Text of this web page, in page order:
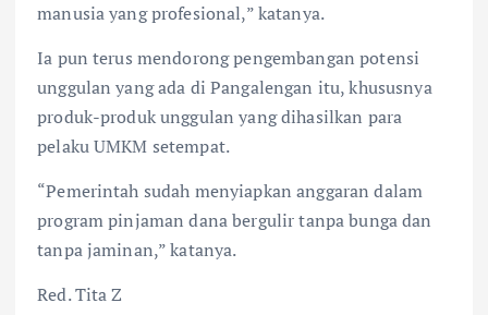
manusia yang profesional,” katanya.
Ia pun terus mendorong pengembangan potensi
unggulan yang ada di Pangalengan itu, khususnya
produk-produk unggulan yang dihasilkan para
pelaku UMKM setempat.
“Pemerintah sudah menyiapkan anggaran dalam
program pinjaman dana bergulir tanpa bunga dan
tanpa jaminan,” katanya.
Red. Tita Z